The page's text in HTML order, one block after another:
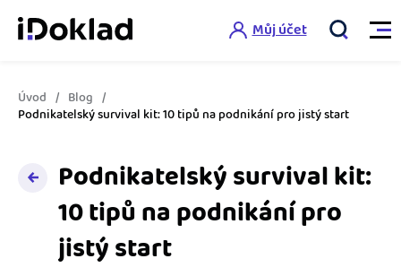
Vlastnosti
Správa kontaktů
Hlídání cashflow
Ceník
Vzdělání
Můj účet
Úvod
Blog
Podnikatelský survival kit: 10 tipů na podnikání pro jistý start
Podnikatelský survival kit:
10 tipů na podnikání pro
jistý start